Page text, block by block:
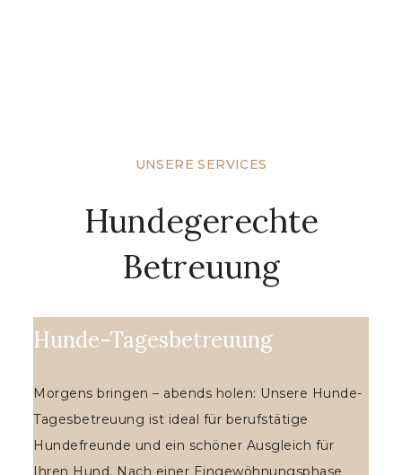
UNSERE SERVICES
Hundegerechte
Betreuung
Hunde-Tagesbetreuung
Morgens bringen – abends holen: Unsere Hunde-
Tagesbetreuung ist ideal für berufstätige
Hundefreunde und ein schöner Ausgleich für
Ihren Hund. Nach einer Eingewöhnungsphase